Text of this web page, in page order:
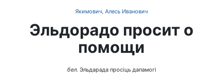
Якимович, Алесь Иванович
Эльдорадо просит о
помощи
бел. Эльдарада просіць дапамогі